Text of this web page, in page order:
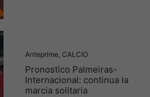
Anteprime, CALCIO
Pronostico Palmeiras-
Internacional: continua la
marcia solitaria